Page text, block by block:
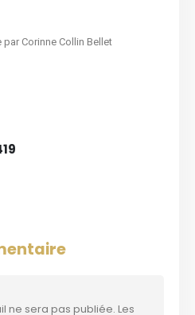
Corinne Collin Bellet
ne sera pas publiée. Les